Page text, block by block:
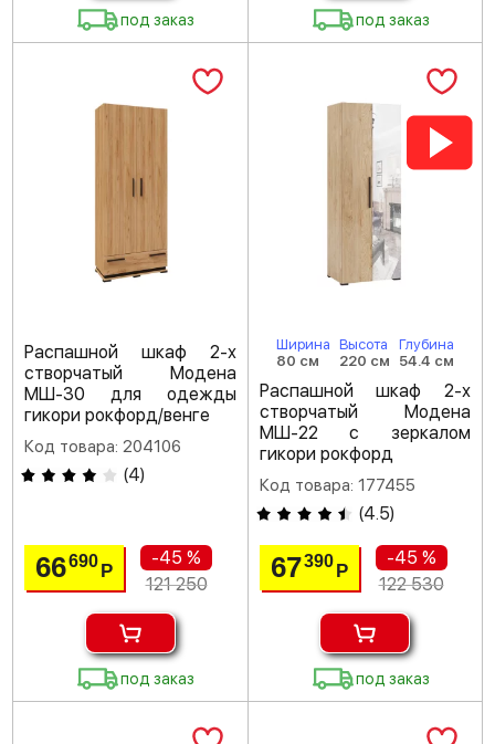
под заказ под заказ
Распашной шкаф 2-х
створчатый Модена
МШ-30 для одежды
гикори рокфорд/венге
Код товара: 204106
(4)
66690Р
-45 %
121 250
под заказ
Ширина
80 см
Высота
220 см
Глубина
54.4 см
Распашной шкаф 2-х
створчатый Модена
МШ-22 с зеркалом
гикори рокфорд
Код товара: 177455
(4.5)
67390 Р
-45 %
122 530
под заказ